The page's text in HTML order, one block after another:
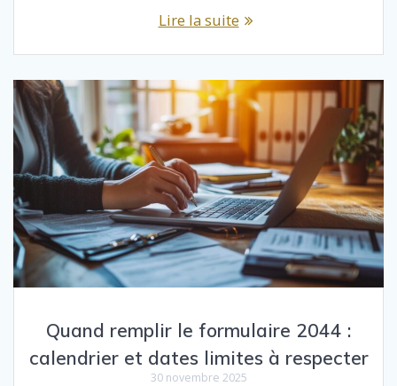
Lire la suite
Quand remplir le formulaire 2044 :
calendrier et dates limites à respecter
30 novembre 2025